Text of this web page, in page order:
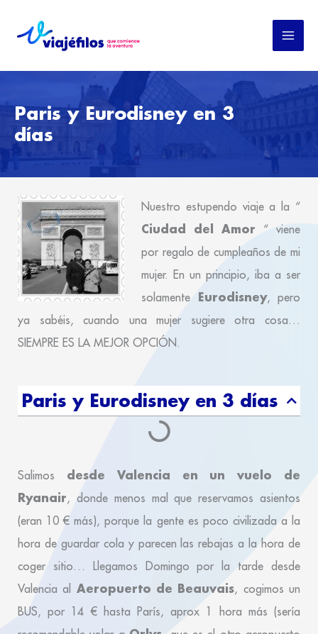
Paris y Eurodisney en 3
días
Nuestro estupendo viaje a la “
Ciudad del Amor “ viene
por regalo de cumpleaños de mi
mujer. En un principio, iba a ser
solamente Eurodisney, pero
ya sabéis, cuando una mujer sugiere otra cosa…
SIEMPRE ES LA MEJOR OPCIÓN.
Paris y Eurodisney en 3 días
Salimos desde Valencia en un vuelo de
Ryanair, donde menos mal que reservamos asientos
(eran 10 € más), porque la gente es poco civilizada a la
hora de guardar cola y parecen las rebajas a la hora de
coger sitio… Llegamos Domingo por la tarde desde
Valencia al Aeropuerto de Beauvais, cogimos un
BUS, por 14 € hasta París, aprox 1 hora más (sería